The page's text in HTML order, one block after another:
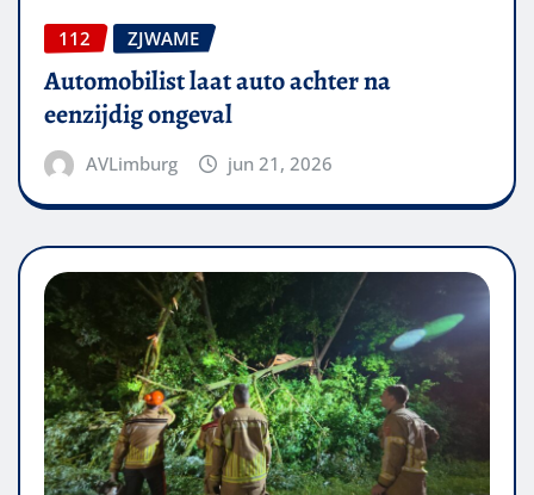
112 ZJWAME
Automobilist laat auto achter na
eenzijdig ongeval
AVLimburg jun 21, 2026